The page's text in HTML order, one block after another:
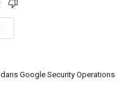
Google Security Operations